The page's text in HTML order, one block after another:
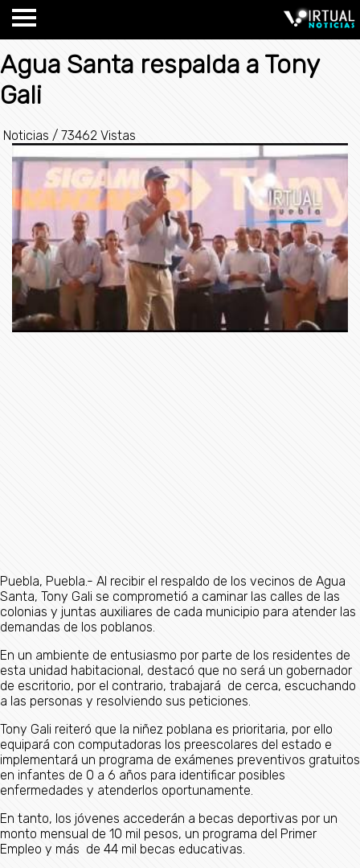
Agua Santa respalda a Tony
Gali
Noticias / 73462 Vistas
Puebla, Puebla.- Al recibir el respaldo de los vecinos de Agua
Santa, Tony Gali se comprometió a caminar las calles de las
colonias y juntas auxiliares de cada municipio para atender las
demandas de los poblanos.
En un ambiente de entusiasmo por parte de los residentes de
esta unidad habitacional, destacó que no será un gobernador
de escritorio, por el contrario, trabajará de cerca, escuchando
a las personas y resolviendo sus peticiones.
Tony Gali reiteró que la niñez poblana es prioritaria, por ello
equipará con computadoras los preescolares del estado e
implementará un programa de exámenes preventivos gratuitos
en infantes de 0 a 6 años para identificar posibles
enfermedades y atenderlos oportunamente.
En tanto, los jóvenes accederán a becas deportivas por un
monto mensual de 10 mil pesos, un programa del Primer
Empleo y más de 44 mil becas educativas.